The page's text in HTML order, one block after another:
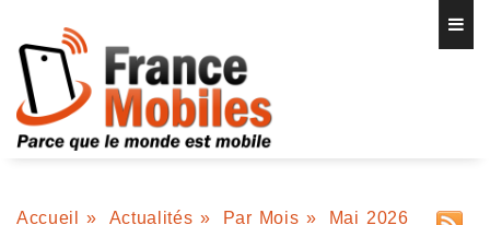
Accueil » Actualités » Par Mois » Mai 2026